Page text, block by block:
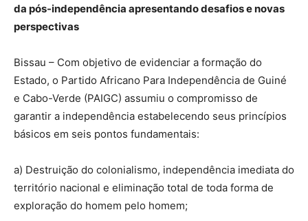
da pós-independência apresentando desafios e novas
perspectivas
Bissau – Com objetivo de evidenciar a formação do
Estado, o Partido Africano Para Independência de Guiné
e Cabo-Verde (PAIGC) assumiu o compromisso de
garantir a independência estabelecendo seus princípios
básicos em seis pontos fundamentais:
a) Destruição do colonialismo, independência imediata do
território nacional e eliminação total de toda forma de
exploração do homem pelo homem;